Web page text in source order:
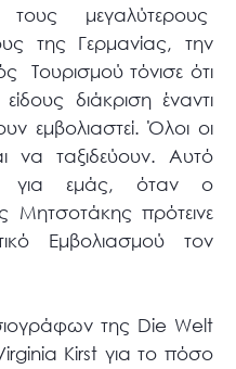
μεγαλύτερους
της Γερμανίας, την
τόνισε ότι
διάκριση έναντι
εμβολιαστεί. Όλοι οι
να ταξιδεύουν. Αυτό
για εμάς, όταν ο
πρότεινε
Εμβολιασμού τον
της Die Welt
Kirst για το πόσο